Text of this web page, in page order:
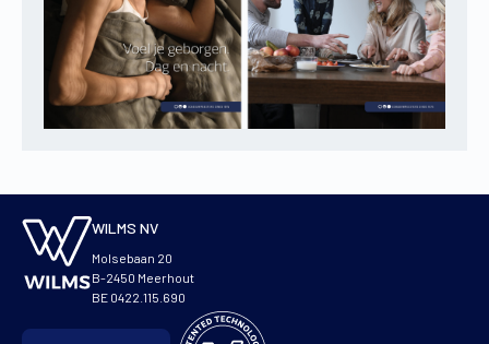
WILMS NV
Molsebaan 20
B-2450 Meerhout
BE 0422.115.690